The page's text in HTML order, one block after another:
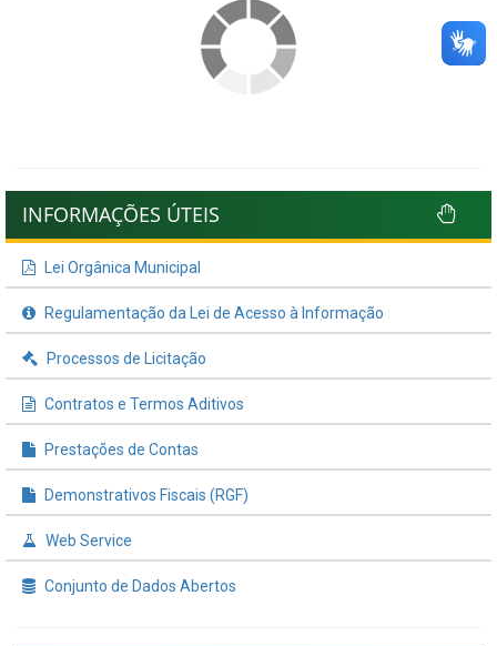
INFORMAÇÕES ÚTEIS
Lei Orgânica Municipal
Regulamentação da Lei de Acesso à Informação
Processos de Licitação
Contratos e Termos Aditivos
Prestações de Contas
Demonstrativos Fiscais (RGF)
Web Service
Conjunto de Dados Abertos